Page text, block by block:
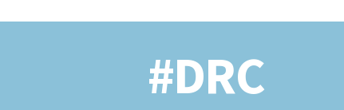
#DRC